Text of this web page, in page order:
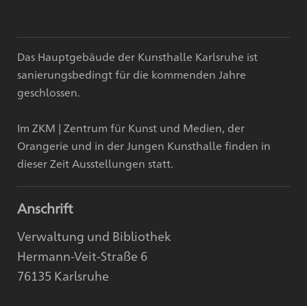
Das Hauptgebäude der Kunsthalle Karlsruhe ist
sanierungsbedingt für die kommenden Jahre
geschlossen.
Im ZKM | Zentrum für Kunst und Medien, der
Orangerie und in der Jungen Kunsthalle finden in
dieser Zeit Ausstellungen statt.
Anschrift
Verwaltung und Bibliothek
Hermann-Veit-Straße 6
76135 Karlsruhe